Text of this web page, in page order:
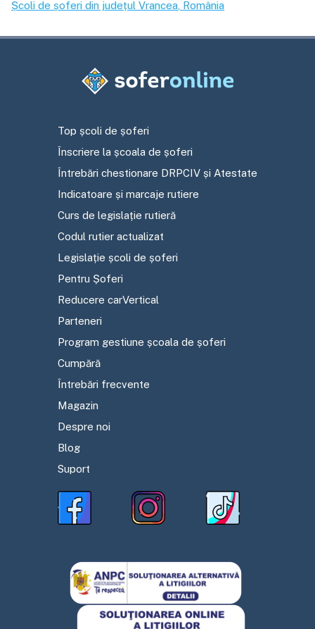
Școli de șoferi din județul Vrancea , România
Top școli de șoferi
Înscriere la școala de șoferi
Întrebări chestionare DRPCIV și Atestate
Indicatoare și marcaje rutiere
Curs de legislație rutieră
Codul rutier actualizat
Legislație școli de șoferi
Pentru Șoferi
Reducere carVertical
Parteneri
Program gestiune școala de șoferi
Cumpără
Întrebări frecvente
Magazin
Despre noi
Blog
Suport